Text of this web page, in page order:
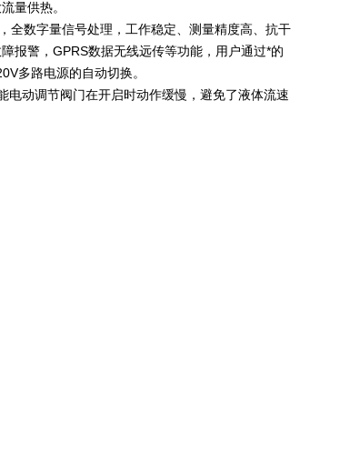
量供热。
全数字量信号处理，工作稳定、测量精度高、抗干
报警，GPRS数据无线远传等功能，用户通过*的
多路电源的自动切换。
动调节阀门在开启时动作缓慢，避免了液体流速